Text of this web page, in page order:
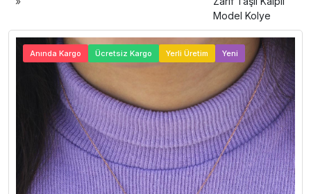
Model Kolye
Anında Kargo Ücretsiz Kargo Yerli Üretim Yeni